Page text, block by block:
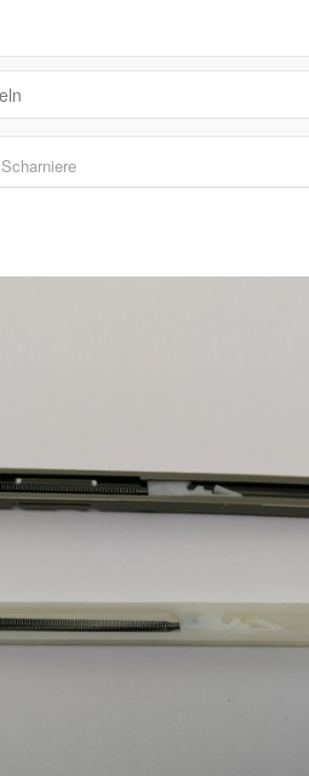
Scharniere